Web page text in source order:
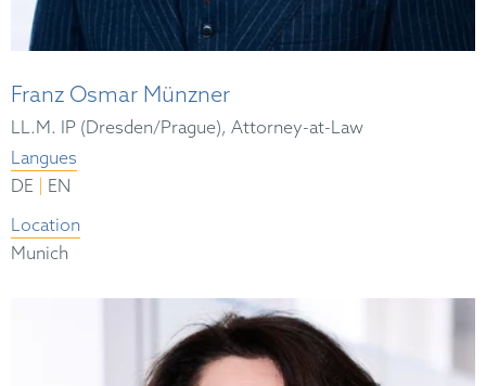
Franz Osmar Münzner
LL.M. IP (Dresden/Prague), Attorney-at-Law
Langues
DE
EN
Location
Munich